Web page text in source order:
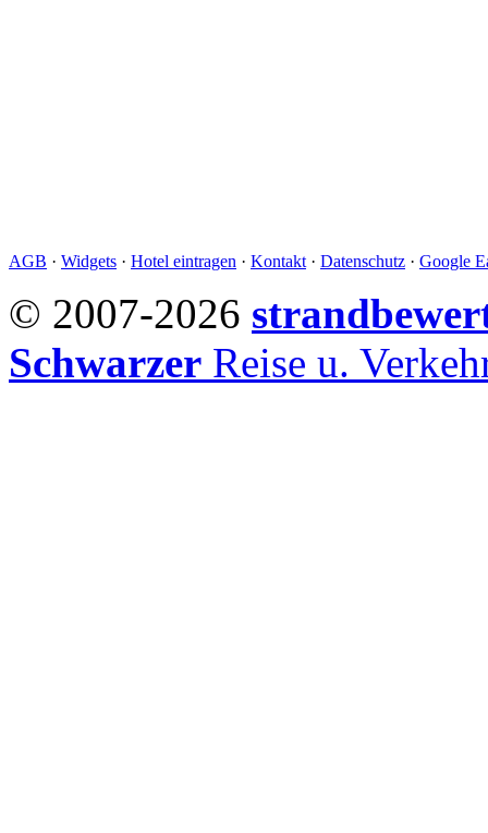
AGB · Widgets · Hotel eintragen · Kontakt · Datenschutz · Google
© 2007-2026
Schwarzer Reise u.